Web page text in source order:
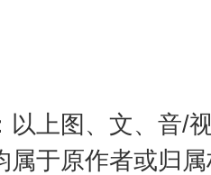
以上图、文、音/
属于原作者或归